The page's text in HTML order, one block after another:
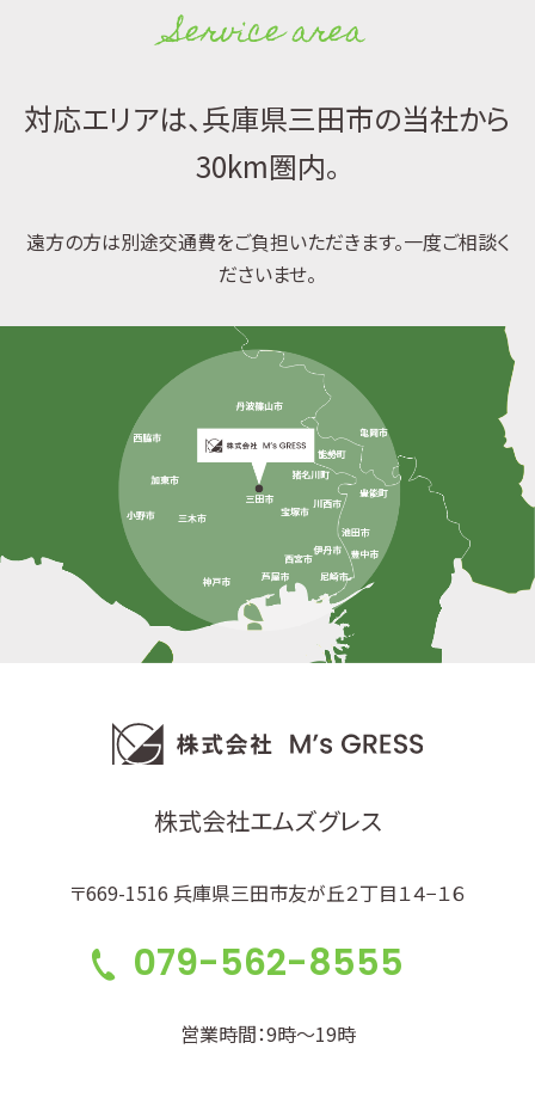
Service area
対応エリアは、兵庫県三田市の当社から
30km圏内。
遠方の方は別途交通費をご負担いただきます。一度ご相談く
ださいませ。
株式会社エムズグレス
〒669-1516 兵庫県三田市友が丘２丁目１４−１６
079-562-8555
営業時間：9時～19時